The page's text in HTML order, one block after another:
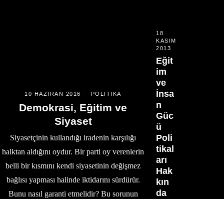
10 HAZIRAN 2016 POLITIKA
Demokrasi, Eğitim ve
Siyaset
Siyasetçinin kullandığı iradenin karşılığı
halktan aldığını oydur. Bir parti oy verenlerin
belli bir kısmını kendi siyasetinin değişmez
bağlısı yapması halinde iktidarını sürdürür.
Bunu nasıl garanti etmelidir? Bu sorunun
18
KASIM
2013
Eğit
im
ve
İnsa
n
Güc
ü
Poli
tikal
arı
Hak
kın
da